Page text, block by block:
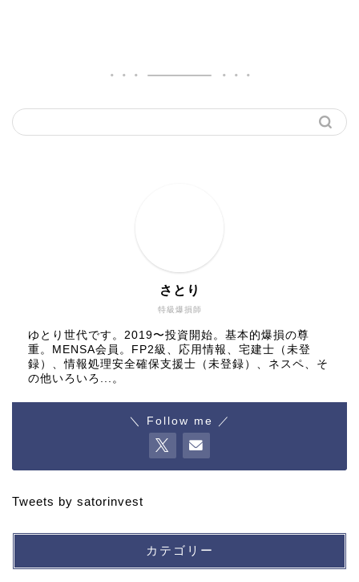
特級爆損師
さとり
ゆとり世代です。2019〜投資開始。基本的爆損の尊
重。MENSA会員。FP2級、応用情報、宅建士（未登
録）、情報処理安全確保支援士（未登録）、ネスペ、そ
の他いろいろ...。
＼ Follow me ／
Tweets by satorinvest
カテゴリー